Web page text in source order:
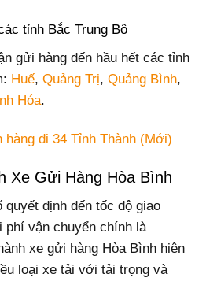
tỉnh Bắc Trung Bộ
gửi hàng đến hầu hết các tỉnh
Huế, Quảng Trị, Quảng Bình,
Hóa.
hàng đi 34 Tỉnh Thành (Mới)
Xe Gửi Hàng Hòa Bình
quyết định đến tốc độ giao
phí vận chuyển chính là
xe gửi hàng Hòa Bình hiện
loại xe tải với tải trọng và